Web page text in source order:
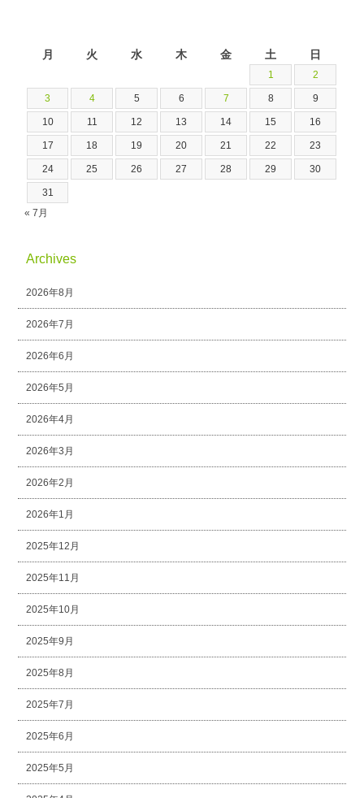
月 火 水 木 金 土 日
1 2
3 4 5 6 7 8 9
10 11 12 13 14 15 16
17 18 19 20 21 22 23
24 25 26 27 28 29 30
31
« 7月
Archives
2026年8月
2026年7月
2026年6月
2026年5月
2026年4月
2026年3月
2026年2月
2026年1月
2025年12月
2025年11月
2025年10月
2025年9月
2025年8月
2025年7月
2025年6月
2025年5月